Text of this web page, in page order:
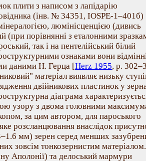
плити з написом з лапідарію
(інв. № 34351, ІОSРЕ-1–401б)
люмінісценцією (дивись
порівнянні з еталонними
так і на пентелійський білий
ознаками вони
даними Н. Герца [Herz 1955, p.
матеріал виявляє низьку
двійникових пластинок у
діаграма
узору з двома головними
за цим автором, для пароського
розсланцювання внаслідок
мм) зерен серед менших
зовсім тонкозернистим матеріалом.
Аполонії) та делоський мармури